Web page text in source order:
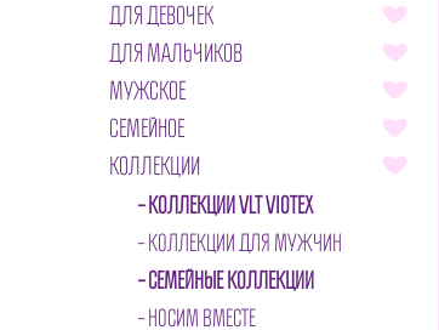
ДЛЯ ДЕВОЧЕК
ДЛЯ МАЛЬЧИКОВ
МУЖСКОЕ
СЕМЕЙНОЕ
КОЛЛЕКЦИИ
КОЛЛЕКЦИИ VLT VIOTEX
КОЛЛЕКЦИИ ДЛЯ МУЖЧИН
СЕМЕЙНЫЕ КОЛЛЕКЦИИ
НОСИМ ВМЕСТЕ